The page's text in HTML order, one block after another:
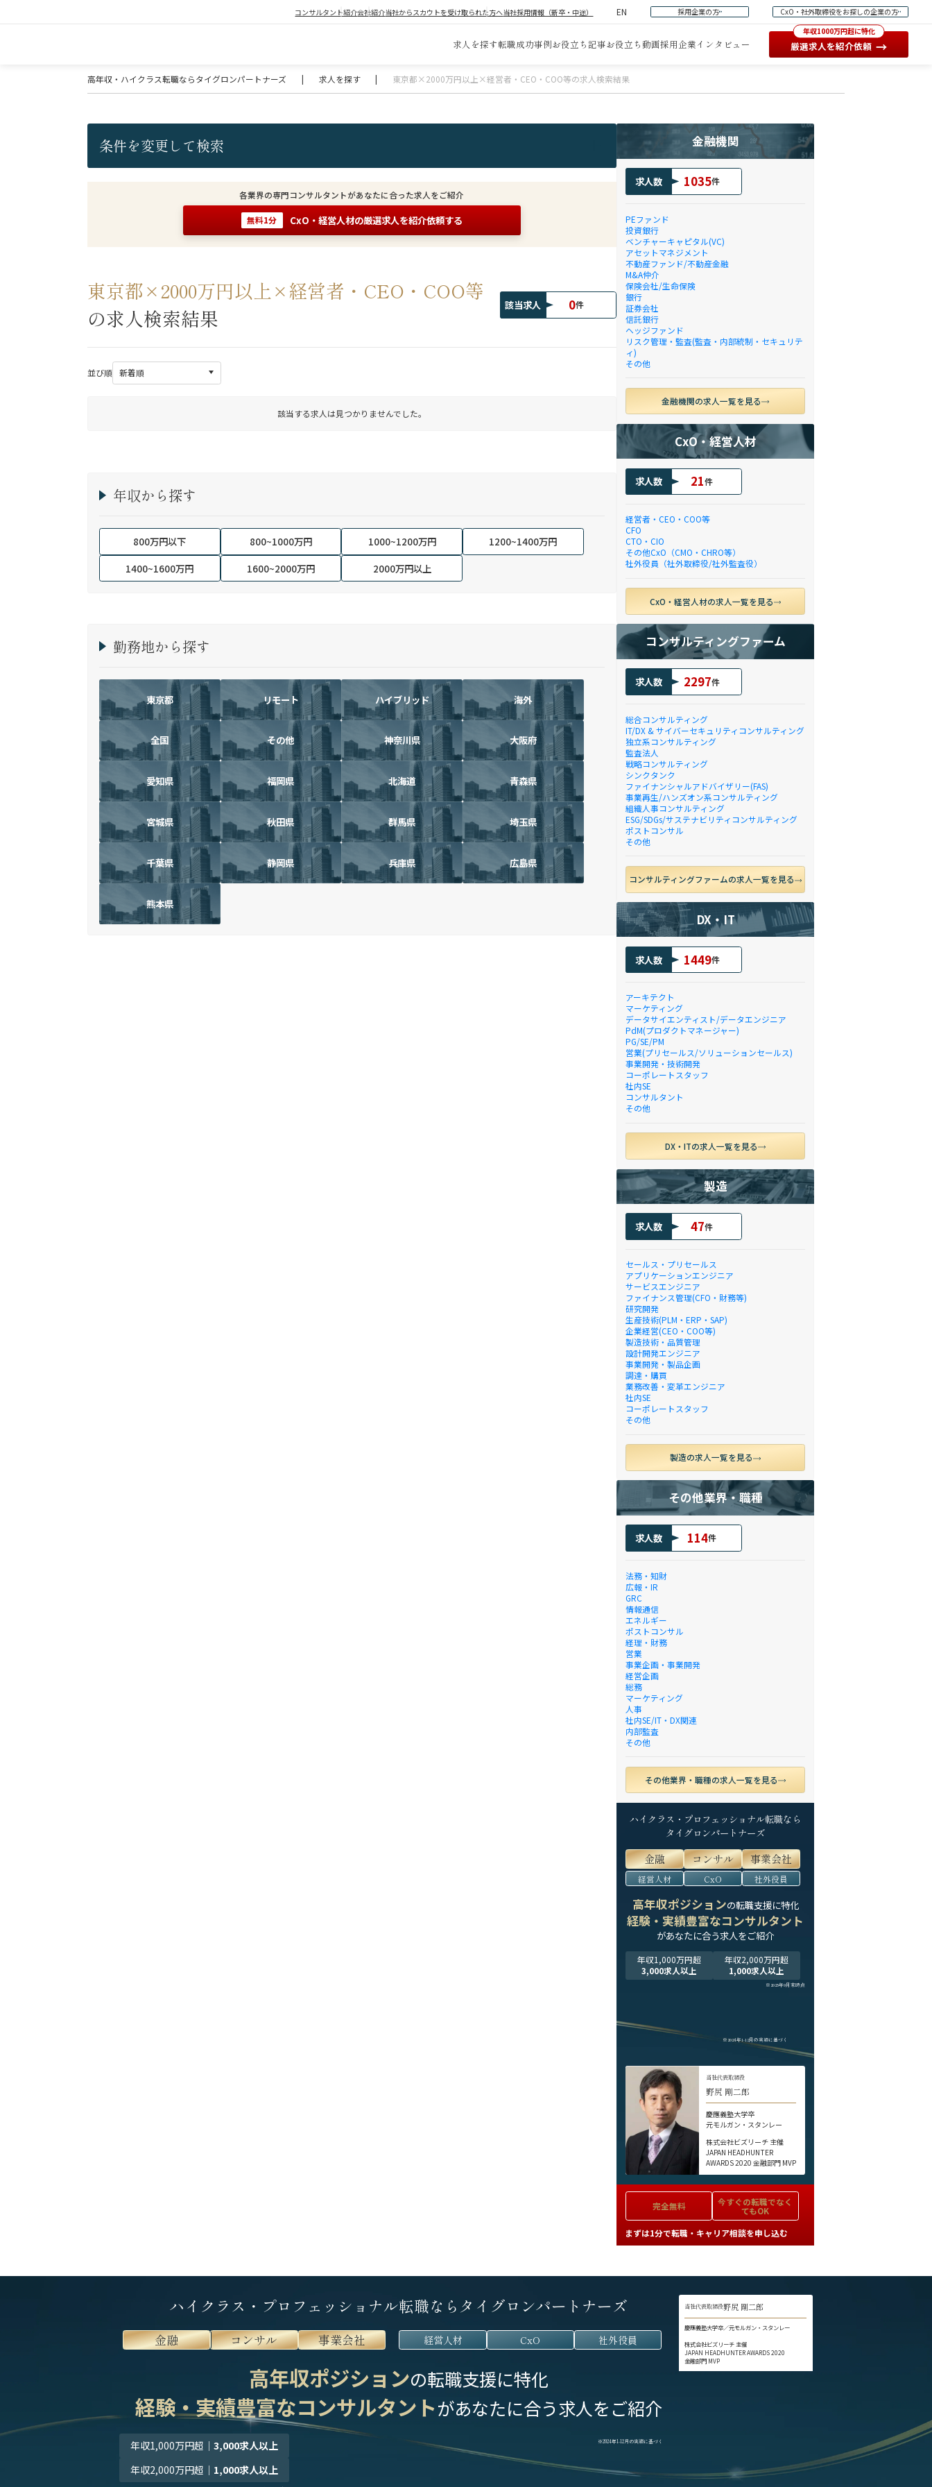
コンサルタント紹介会社紹介当社からスカウトを受け取られた方へ当社採用情報（新卒・中途） EN 採用企業の方 CxO・社外取締役をお探しの企業の方
求人を探す転職成功事例お役立ち記事お役立ち動画採用企業インタビュー
年収1000万円超に特化
厳選求人を紹介依頼 →
高年収・ハイクラス転職ならタイグロンパートナーズ | 求人を探す | 東京都×2000万円以上×経営者・CEO・COO等の求人検索結果
条件を変更して検索
各業界の専門コンサルタントがあなたに合った求人をご紹介
無料1分 CxO・経営人材の厳選求人を紹介依頼する
東京都×2000万円以上×経営者・CEO・COO等
の求人検索結果
該当求人 0件
並び順
該当する求人は見つかりませんでした。
年収から探す
800万円以下 800~1000万円 1000~1200万円
1200~1400万円
1400~1600万円
1600~2000万円 2000万円以上
勤務地から探す
東京都 リモート ハイブリッド 海外
全国 その他 神奈川県 大阪府
愛知県 福岡県 北海道 青森県
宮城県 秋田県 群馬県 埼玉県
千葉県 静岡県 兵庫県 広島県
熊本県
金融機関
求人数 1035件
PEファンド
投資銀行
ベンチャーキャピタル(VC)
アセットマネジメント
不動産ファンド/不動産金融
M&A仲介
保険会社/生命保険
銀行
証券会社
信託銀行
ヘッジファンド
リスク管理・監査(監査・内部統制・セキュリテ
ィ)
その他
金融機関の求人一覧を見る
CxO・経営人材
求人数 21件
経営者・CEO・COO等
CFO
CTO・CIO
その他CxO（CMO・CHRO等）
社外役員（社外取締役/社外監査役）
CxO・経営人材の求人一覧を見る
コンサルティングファーム
求人数 2297件
総合コンサルティング
IT/DX & サイバーセキュリティコンサルティング
独立系コンサルティング
監査法人
戦略コンサルティング
シンクタンク
ファイナンシャルアドバイザリー(FAS)
事業再生/ハンズオン系コンサルティング
組織人事コンサルティング
ESG/SDGs/サステナビリティコンサルティング
ポストコンサル
その他
コンサルティングファームの求人一覧を見る
DX・IT
求人数 1449件
アーキテクト
マーケティング
データサイエンティスト/データエンジニア
PdM(プロダクトマネージャー)
PG/SE/PM
営業(プリセールス/ソリューションセールス)
事業開発・技術開発
コーポレートスタッフ
社内SE
コンサルタント
その他
DX・ITの求人一覧を見る
製造
求人数 47件
セールス・プリセールス
アプリケーションエンジニア
サービスエンジニア
ファイナンス管理(CFO・財務等)
研究開発
生産技術(PLM・ERP・SAP)
企業経営(CEO・COO等)
製造技術・品質管理
設計開発エンジニア
事業開発・製品企画
調達・購買
業務改善・変革エンジニア
社内SE
コーポレートスタッフ
その他
製造の求人一覧を見る
その他業界・職種
求人数 114件
法務・知財
広報・IR
GRC
情報通信
エネルギー
ポストコンサル
経理・財務
営業
事業企画・事業開発
経営企画
総務
マーケティング
人事
社内SE/IT・DX関連
内部監査
その他
その他業界・職種の求人一覧を見る
ハイクラス・プロフェッショナル転職なら
タイグロンパートナーズ
金融 コンサル 事業会社
経営人材 CxO 社外役員
高年収ポジションの転職支援に特化
経験・実績豊富なコンサルタント
があなたに合う求人をご紹介
年収1,000万円超
3,000求人以上
年収2,000万円超
1,000求人以上
※2025年9月末時点
※2024年1-12月の実績に基づく
当社代表取締役
野尻 剛二郎
慶應義塾大学卒
元モルガン・スタンレー
株式会社ビズリーチ 主催
JAPAN HEADHUNTER
AWARDS 2020 金融部門 MVP
完全無料 今すぐの転職でなく
てもOK
まずは1分で転職・キャリア相談を申し込む
ハイクラス・プロフェッショナル転職ならタイグロンパートナーズ
金融 コンサル 事業会社 経営人材 CxO 社外役員
高年収ポジションの転職支援に特化
経験・実績豊富なコンサルタントがあなたに合う求人をご紹介
年収1,000万円超 ｜3,000求人以上
年収2,000万円超 ｜ 1,000求人以上
※2024年1-12月の実績に基づく
当社代表取締役野尻 剛二郎
慶應義塾大学卒／元モルガン・スタンレー
株式会社ビズリーチ 主催
JAPAN HEADHUNTER AWARDS 2020
金融部門 MVP